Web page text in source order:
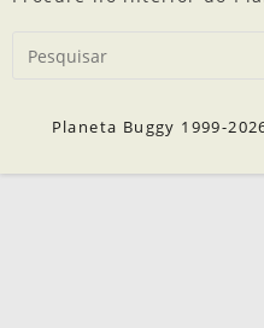
Planeta Buggy 1999-